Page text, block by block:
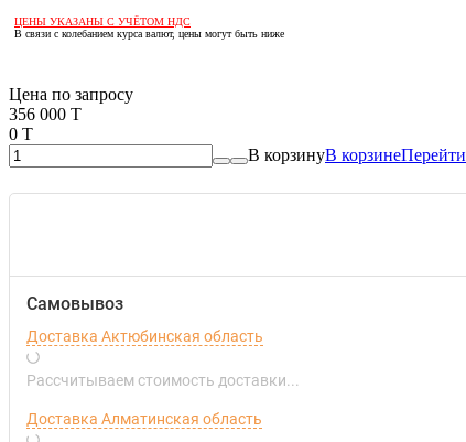
ЦЕНЫ УКАЗАНЫ С УЧЁТОМ НДС
В связи с колебанием курса валют, цены могут быть ниже
Цена по запросу
356 000 T
0 T
В корзинуВ корзинеПерейти
Самовывоз
Доставка Актюбинская область
Рассчитываем стоимость доставки...
Доставка Алматинская область